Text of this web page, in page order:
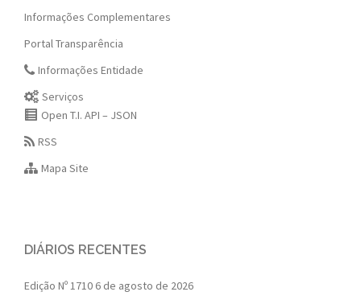
Informações Complementares
Portal Transparência
Informações Entidade
Serviços
Open T.I. API – JSON
RSS
Mapa Site
DIÁRIOS RECENTES
Edição Nº 1710 6 de agosto de 2026